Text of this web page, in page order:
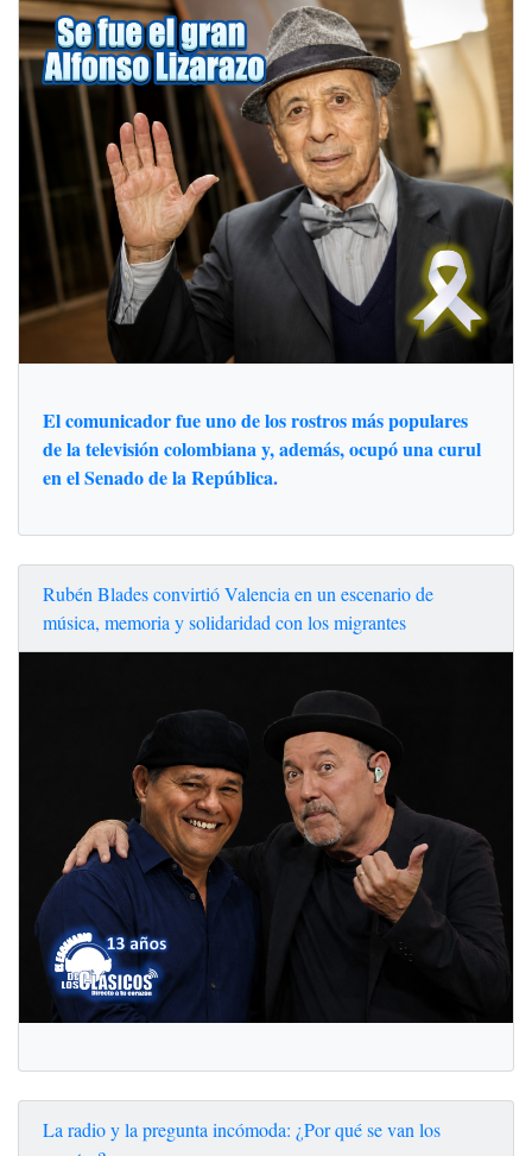
El comunicador fue uno de los rostros más populares
de la televisión colombiana y, además, ocupó una curul
en el Senado de la República.
Rubén Blades convirtió Valencia en un escenario de
música, memoria y solidaridad con los migrantes
La radio y la pregunta incómoda: ¿Por qué se van los